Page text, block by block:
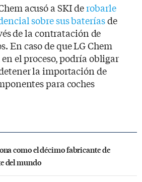
acusó a SKI derobarle
sobre sus bateríasde
de la contratación de
En caso de que LG Chem
el proceso, podría obligar
la importación de
para coches
como el décimo fabricante de
del mundo